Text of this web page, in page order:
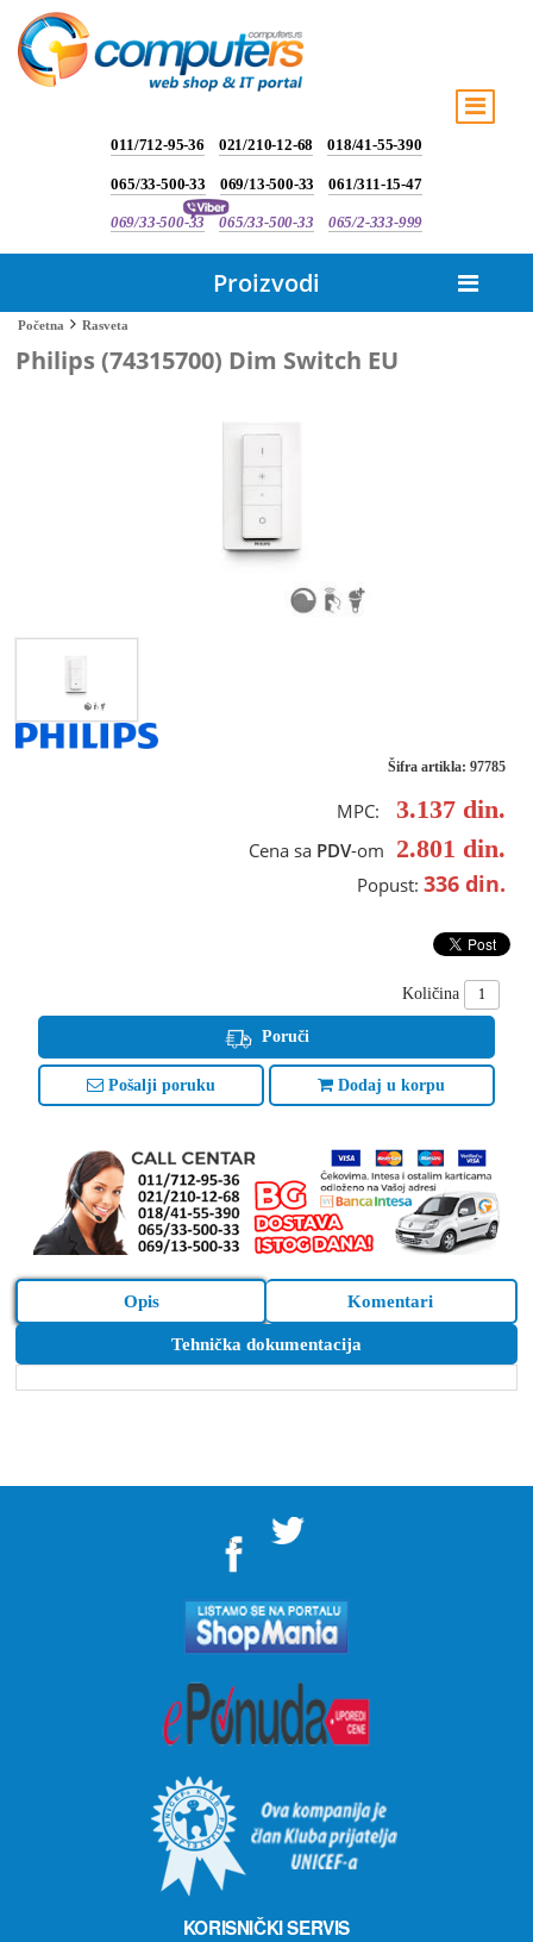
011/712-95-36 021/210-12-68 018/41-55-390
065/33-500-33 069/13-500-33 061/311-15-47
069/33-500-33 065/33-500-33 065/2-333-999
Proizvodi
Početna Rasveta
Philips (74315700) Dim Switch EU
Šifra artikla: 97785
MPC: 3.137 din.
Cena sa PDV-om 2.801 din.
Popust: 336 din.
Količina
Poruči
Pošalji poruku Dodaj u korpu
Opis
Tehnička dokumentacija
Komentari
">
KORISNIČKI SERVIS